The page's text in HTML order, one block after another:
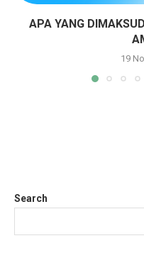
APA YANG
19
Search